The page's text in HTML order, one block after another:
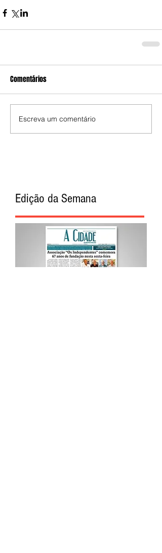
Comentários
Escreva um comentário
Edição da Semana